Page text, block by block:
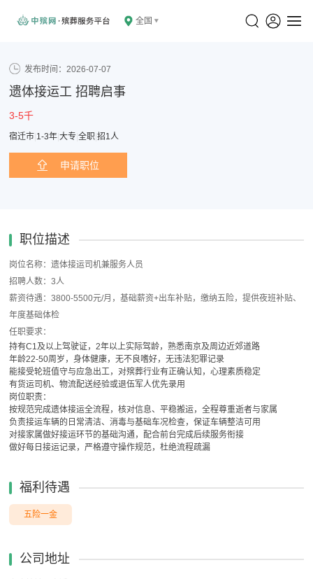
全国
发布时间：2026-07-07
遗体接运工 招聘启事
3-5千
宿迁市 1-3年 |大专 |全职 |招1人
申请职位
职位描述
岗位名称：遗体接运司机兼服务人员
招聘人数：3人
薪资待遇：3800-5500元/月，基础薪资+出车补贴，缴纳五险，提供夜班补贴、
年度基础体检
任职要求：
持有C1及以上驾驶证，2年以上实际驾龄，熟悉南京及周边近郊道路
年龄22-50周岁，身体健康，无不良嗜好，无违法犯罪记录
能接受轮班值守与应急出工，对殡葬行业有正确认知，心理素质稳定
有货运司机、物流配送经验或退伍军人优先录用
岗位职责：
按规范完成遗体接运全流程，核对信息、平稳搬运，全程尊重逝者与家属
负责接运车辆的日常清洁、消毒与基础车况检查，保证车辆整洁可用
对接家属做好接运环节的基础沟通，配合前台完成后续服务衔接
做好每日接运记录，严格遵守操作规范，杜绝流程疏漏
福利待遇
五险一金
公司地址